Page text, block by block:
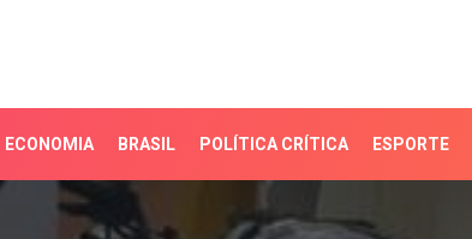
ECONOMIA BRASIL POLÍTICA CRÍTICA ESPORTE
no Werner Plaas